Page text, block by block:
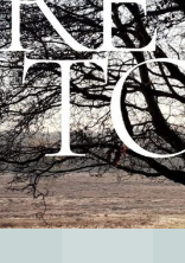
De
#1
over
nieuw